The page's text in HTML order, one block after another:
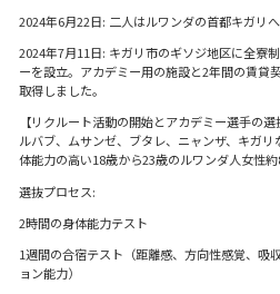
2024年6月22日: 二人はルワンダの首都キガリへ
2024年7月11日: キガリ市のギソジ地区に全寮
ーを設立。アカデミー用の施設と2年間の賃貸
取得しました。
【リクルート活動の開始とアカデミー選手の選
ルバブ、ムサンゼ、ブタレ、ニャンザ、キガ
体能力の高い18歳から23歳のルワンダ人女性約
選抜プロセス:
2時間の身体能力テスト
1週間の合宿テスト（距離感、方向性感覚、吸
ョン能力）